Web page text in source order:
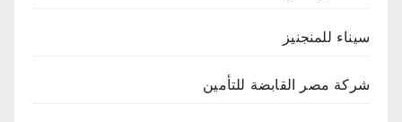
سيناء للمنجنيز
شركة مصر القابضة للتأمين